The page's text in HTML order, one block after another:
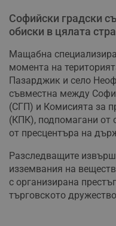
Софийски градски
обиски в цялата
Мащабна
момента на
Пазарджик и село
съвместна между
(СГП) и Комисията за
(КПК), подпомагани от
от пресцентъра на
Разследващите
изземвания на
с организирана
търговското